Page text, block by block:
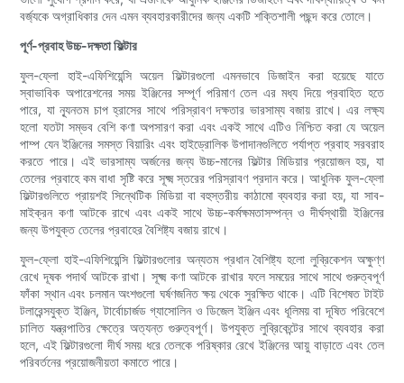
বর্জ্যকে অগ্রাধিকার দেন এমন ব্যবহারকারীদের জন্য একটি শক্তিশালী পছন্দ করে তোলে।
পূর্ণ-প্রবাহ উচ্চ-দক্ষতা ফিল্টার
ফুল-ফ্লো হাই-এফিশিয়েন্সি অয়েল ফিল্টারগুলো এমনভাবে ডিজাইন করা হয়েছে যাতে
স্বাভাবিক অপারেশনের সময় ইঞ্জিনের সম্পূর্ণ পরিমাণ তেল এর মধ্য দিয়ে প্রবাহিত হতে
পারে, যা ন্যূনতম চাপ হ্রাসের সাথে পরিস্রাবণ দক্ষতার ভারসাম্য বজায় রাখে। এর লক্ষ্য
হলো যতটা সম্ভব বেশি কণা অপসারণ করা এবং একই সাথে এটিও নিশ্চিত করা যে অয়েল
পাম্প যেন ইঞ্জিনের সমস্ত বিয়ারিং এবং হাইড্রোলিক উপাদানগুলিতে পর্যাপ্ত প্রবাহ সরবরাহ
করতে পারে। এই ভারসাম্য অর্জনের জন্য উচ্চ-মানের ফিল্টার মিডিয়ার প্রয়োজন হয়, যা
তেলের প্রবাহে কম বাধা সৃষ্টি করে সূক্ষ্ম স্তরের পরিস্রাবণ প্রদান করে। আধুনিক ফুল-ফ্লো
ফিল্টারগুলিতে প্রায়শই সিন্থেটিক মিডিয়া বা বহুস্তরীয় কাঠামো ব্যবহার করা হয়, যা সাব-
মাইক্রন কণা আটকে রাখে এবং একই সাথে উচ্চ-কর্মক্ষমতাসম্পন্ন ও দীর্ঘস্থায়ী ইঞ্জিনের
জন্য উপযুক্ত তেলের প্রবাহের বৈশিষ্ট্য বজায় রাখে।
ফুল-ফ্লো হাই-এফিশিয়েন্সি ফিল্টারগুলোর অন্যতম প্রধান বৈশিষ্ট্য হলো লুব্রিকেশন অক্ষুণ্ণ
রেখে দূষক পদার্থ আটকে রাখা। সূক্ষ্ম কণা আটকে রাখার ফলে সময়ের সাথে সাথে গুরুত্বপূর্ণ
ফাঁকা স্থান এবং চলমান অংশগুলো ঘর্ষণজনিত ক্ষয় থেকে সুরক্ষিত থাকে। এটি বিশেষত টাইট
টলারেন্সযুক্ত ইঞ্জিন, টার্বোচার্জড গ্যাসোলিন ও ডিজেল ইঞ্জিন এবং ধূলিময় বা দূষিত পরিবেশে
চালিত যন্ত্রপাতির ক্ষেত্রে অত্যন্ত গুরুত্বপূর্ণ। উপযুক্ত লুব্রিকেন্টের সাথে ব্যবহার করা
হলে, এই ফিল্টারগুলো দীর্ঘ সময় ধরে তেলকে পরিষ্কার রেখে ইঞ্জিনের আয়ু বাড়াতে এবং তেল
পরিবর্তনের প্রয়োজনীয়তা কমাতে পারে।